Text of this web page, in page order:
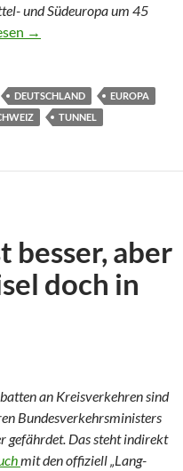
und Südeuropa um 45
durch die Alpen
→
DEUTSCHLAND
EUROPA
TUNNEL
besser, aber
doch in
an Kreisverkehren sind
Bundesverkehrsministers
gefährdet. Das steht indirekt
mit den offiziell „Lang-